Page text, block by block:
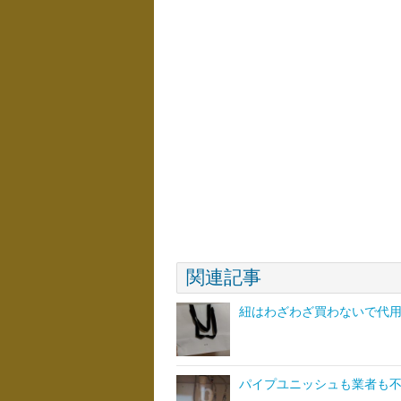
関連記事
紐はわざわざ買わないで代用
パイプユニッシュも業者も不